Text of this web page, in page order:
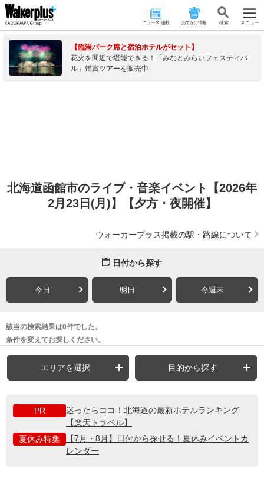
ニュース･連載 おでかけ情報 検 索 メニュー
【臨港パーク席と宿泊ホテルがセット】
花火を間近で堪能できる！「みなとみらいフェスティバ
ル」鑑賞ツアーを販売中
北海道函館市のライブ・音楽イベント【2026年
2月23日(月)】【夕方・夜開催】
ウォーカープラス掲載の駅・路線について
日付から探す
今日 明日 今週末
該当の検索結果は0件でした。
条件を変えてお探しください。
エリアを選択 目的から探す
PR
迷ったらココ！北海道の最新ホテルランキング
【楽天トラベル】
夏休み特集
【7月・8月】日付から探せる！夏休みイベントカ
レンダー